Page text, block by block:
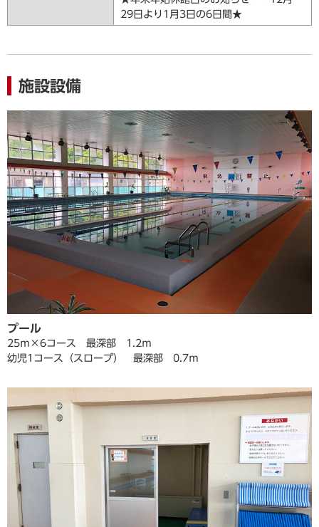
29日より1月3日の6日間★
施設設備
プール
25ｍ×6コース 最深部 1.2ｍ
幼児1コース（スロープ） 最深部 0.7ｍ